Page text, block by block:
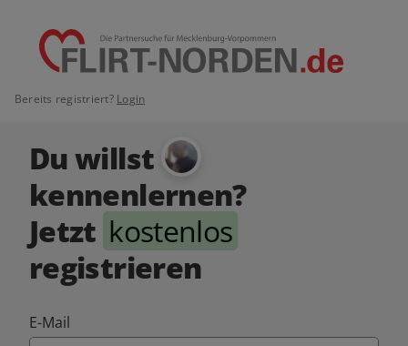
Bereits registriert? Login
Du willst
kennenlernen?
Jetzt kostenlos
registrieren
E-Mail